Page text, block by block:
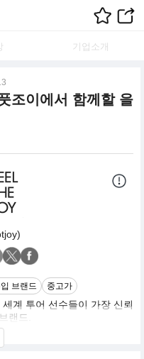
기업소개
조이에서 함께할 을
브랜드 중고가
계 투어 선수들이 가장 신뢰
랜드.
반으로 클래식한 감성과 현
추구하며 국내에는